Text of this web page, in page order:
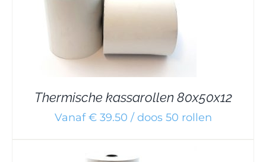
Thermische kassarollen 80x50x12
Vanaf € 39.50 / doos 50 rollen